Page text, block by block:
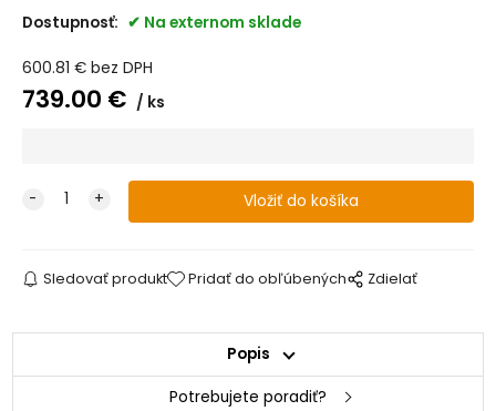
Dostupnosť: Na externom sklade
600.81 € bez DPH
739.00 € ks
Sledovať produkt Pridať do obľúbených Zdielať
Popis
Potrebujete poradiť?